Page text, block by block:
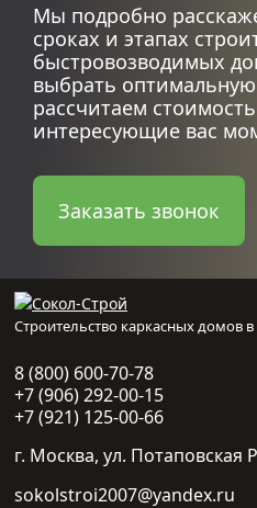
Мы подробно
сроках и этапах
быстровозводимых
выбрать
рассчитаем
интересующие вас
Заказать звонок
Строительство каркасных домов в
8 (800) 600-70-78
+7 (906) 292-00-15
+7 (921) 125-00-66
г. Москва, ул. Потаповская
sokolstroi2007@yandex.ru